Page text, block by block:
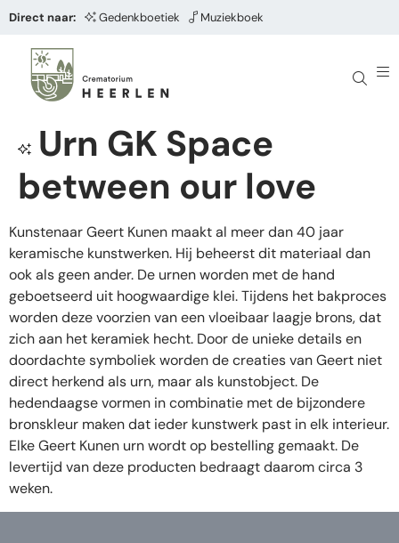
Direct naar: Gedenkboetiek Muziekboek
Urn GK Space
between our love
Kunstenaar Geert Kunen maakt al meer dan 40 jaar
keramische kunstwerken. Hij beheerst dit materiaal dan
ook als geen ander. De urnen worden met de hand
geboetseerd uit hoogwaardige klei. Tijdens het bakproces
worden deze voorzien van een vloeibaar laagje brons, dat
zich aan het keramiek hecht. Door de unieke details en
doordachte symboliek worden de creaties van Geert niet
direct herkend als urn, maar als kunstobject. De
hedendaagse vormen in combinatie met de bijzondere
bronskleur maken dat ieder kunstwerk past in elk interieur.
Elke Geert Kunen urn wordt op bestelling gemaakt. De
levertijd van deze producten bedraagt daarom circa 3
weken.